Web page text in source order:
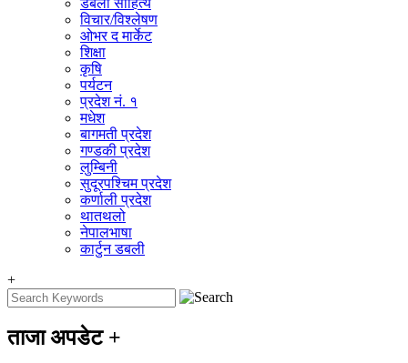
डबली साहित्य
विचार/विश्‍लेषण
ओभर द मार्केट
शिक्षा
कृषि
पर्यटन
प्रदेश नं. १
मधेश
बागमती प्रदेश
गण्डकी प्रदेश
लुम्बिनी
सुदूरपश्चिम प्रदेश
कर्णाली प्रदेश
थातथलो
नेपालभाषा
कार्टुन डबली
+
ताजा अपडेट +